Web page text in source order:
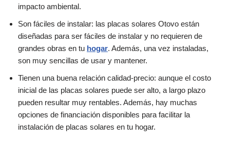
impacto ambiental.
Son fáciles de instalar: las placas solares Otovo están
diseñadas para ser fáciles de instalar y no requieren de
grandes obras en tu hogar. Además, una vez instaladas,
son muy sencillas de usar y mantener.
Tienen una buena relación calidad-precio: aunque el costo
inicial de las placas solares puede ser alto, a largo plazo
pueden resultar muy rentables. Además, hay muchas
opciones de financiación disponibles para facilitar la
instalación de placas solares en tu hogar.